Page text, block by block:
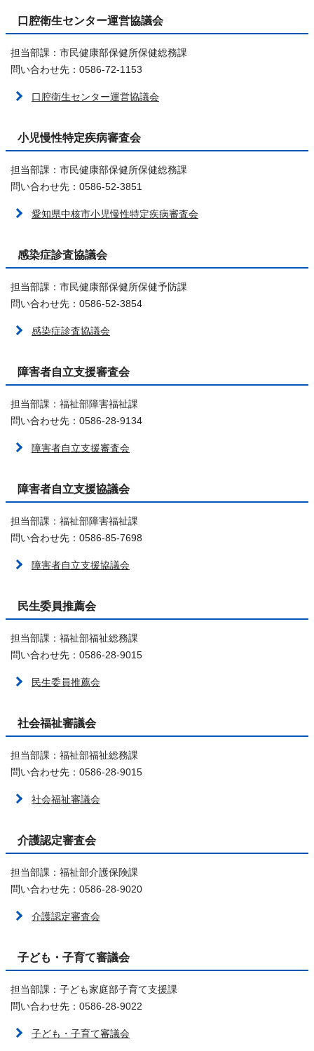
口腔衛生センター運営協議会
担当部課：市民健康部保健所保健総務課
問い合わせ先：0586-72-1153
口腔衛生センター運営協議会
小児慢性特定疾病審査会
担当部課：市民健康部保健所保健総務課
問い合わせ先：0586-52-3851
愛知県中核市小児慢性特定疾病審査会
感染症診査協議会
担当部課：市民健康部保健所保健予防課
問い合わせ先：0586-52-3854
感染症診査協議会
障害者自立支援審査会
担当部課：福祉部障害福祉課
問い合わせ先：0586-28-9134
障害者自立支援審査会
障害者自立支援協議会
担当部課：福祉部障害福祉課
問い合わせ先：0586-85-7698
障害者自立支援協議会
民生委員推薦会
担当部課：福祉部福祉総務課
問い合わせ先：0586-28-9015
民生委員推薦会
社会福祉審議会
担当部課：福祉部福祉総務課
問い合わせ先：0586-28-9015
社会福祉審議会
介護認定審査会
担当部課：福祉部介護保険課
問い合わせ先：0586-28-9020
介護認定審査会
子ども・子育て審議会
担当部課：子ども家庭部子育て支援課
問い合わせ先：0586-28-9022
子ども・子育て審議会